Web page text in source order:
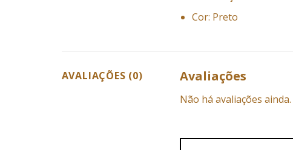
Cor: Preto
AVALIAÇÕES (0) Avaliações
Não há avaliações ainda.